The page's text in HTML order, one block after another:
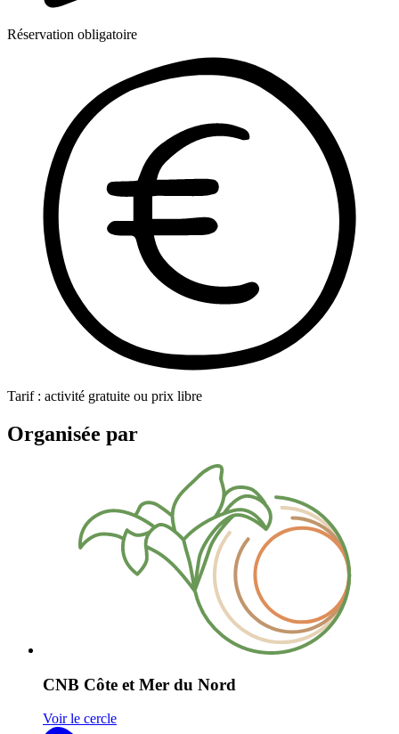
Réservation obligatoire
Tarif : activité gratuite ou prix libre
Organisée par
CNB Côte et Mer du Nord
Voir le cercle